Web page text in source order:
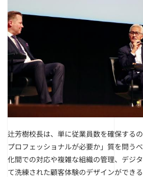
辻芳樹校長は、単に従業員数を確保する
プロフェッショナルが必要か」質を問う
化間での対応や複雑な組織の管理、デジ
て洗練された顧客体験のデザインができ